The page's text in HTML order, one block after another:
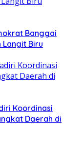
Banggai
Langit Biru
Koordinasi
Daerah di